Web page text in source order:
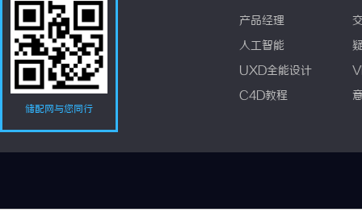
储配网与您同行
产品经理
人工智能
UXD全能设计
C4D教程